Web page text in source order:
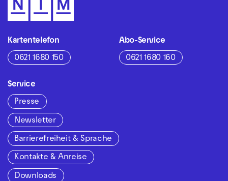
Kartentelefon
0621 1680 150
Abo-Service
0621 1680 160
Service
Presse
Newsletter
Barrierefreiheit & Sprache
Kontakte & Anreise
Downloads